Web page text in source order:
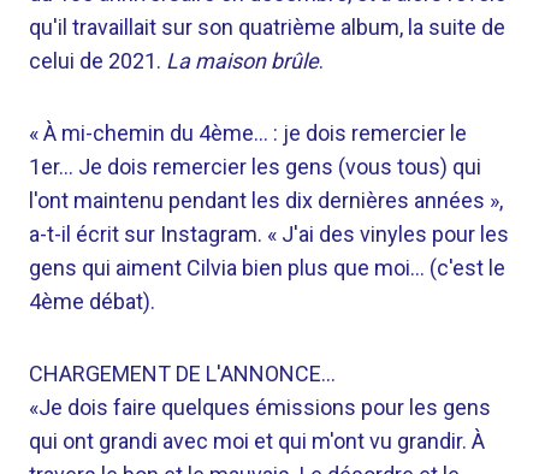
qu'il travaillait sur son quatrième album, la suite de
celui de 2021. La maison brûle.
« À mi-chemin du 4ème… : je dois remercier le
1er… Je dois remercier les gens (vous tous) qui
l'ont maintenu pendant les dix dernières années »,
a-t-il écrit sur Instagram. « J'ai des vinyles pour les
gens qui aiment Cilvia bien plus que moi… (c'est le
4ème débat).
CHARGEMENT DE L'ANNONCE…
«Je dois faire quelques émissions pour les gens
qui ont grandi avec moi et qui m'ont vu grandir. À